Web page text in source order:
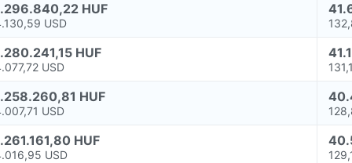
HUF
USD
HUF
USD
HUF
USD
HUF
USD